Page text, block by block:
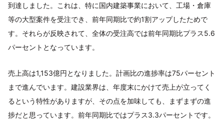
到達しました。これは、特に国内建築事業において、工場・倉庫
等の大型案件を受注でき、前年同期比で約1割アップしたためで
す。それらが反映されて、全体の受注高では前年同期比プラス5.6
パーセントとなっています。
売上高は1,153億円となりました。計画比の進捗率は75パーセント
まで進んでいます。建設業界は、年度末にかけて売上が立ってく
るという特性がありますが、その点を加味しても、まずまずの進
捗だと思っています。前年同期比ではプラス3.3パーセントです。